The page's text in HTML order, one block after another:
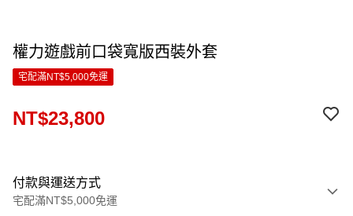
權力遊戲前口袋寬版西裝外套
宅配滿NT$5,000免運
NT$23,800
付款與運送方式
宅配滿NT$5,000免運